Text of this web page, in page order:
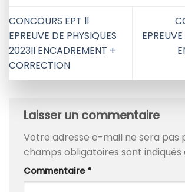
CONCOURS EPT ll
EPREUVE DE PHYSIQUES
2023ll ENCADREMENT +
CORRECTION
Laisser un commentaire
Votre adresse e-mail ne sera pas
champs obligatoires sont indiqués
Commentaire *